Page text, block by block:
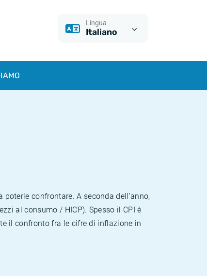
Lingua
Italiano
confrontare. A seconda dell'anno,
al consumo / HICP). Spesso il CPI è
il confronto fra le cifre di inflazione in